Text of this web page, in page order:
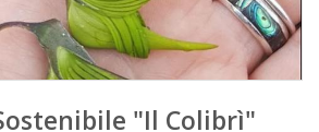
"Il Colibrì"